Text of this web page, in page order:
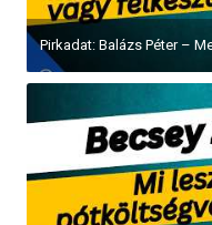
Pirkadat: Balázs Péter –